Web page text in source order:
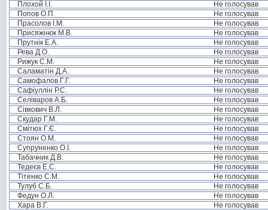
Плохой І.І.
Не голосував
Попов О.П.
Не голосував
Прасолов І.М.
Не голосував
Присяжнюк М.В.
Не голосував
Прутнік Е.А.
Не голосував
Рева Д.О.
Не голосував
Рижук С.М.
Не голосував
Саламатін Д.А.
Не голосував
Самофалов Г.Г.
Не голосував
Сафіуллін Р.С.
Не голосував
Селіваров А.Б.
Не голосував
Сівкович В.Л.
Не голосував
Скудар Г.М.
Не голосував
Смітюх Г.Є.
Не голосував
Стоян О.М.
Не голосував
Супруненко О.І.
Не голосував
Табачник Д.В.
Не голосував
Тедеєв Е.С.
Не голосував
Тітенко С.М.
Не голосував
Тулуб С.Б.
Не голосував
Федун О.Л.
Не голосував
Хара В.Г.
Не голосував